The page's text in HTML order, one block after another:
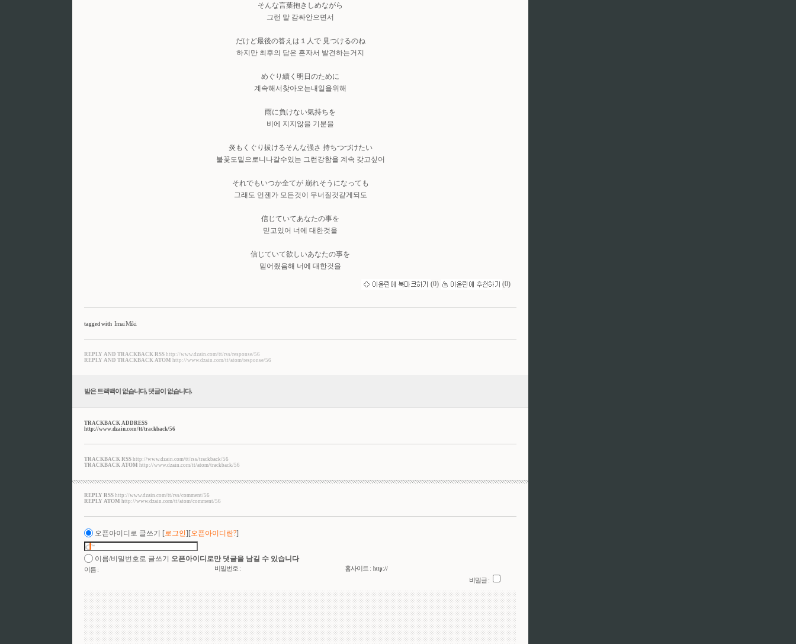
そんな言葉抱きしめながら
그런 말 감싸안으면서
だけど最後の答えは１人で 見つけるのね
하지만 최후의 답은 혼자서 발견하는거지
めぐり續く明日のために
계속해서찾아오는내일을위해
雨に負けない氣持ちを
비에 지지않을 기분을
炎もくぐり拔けるそんな强さ 持ちつづけたい
불꽃도밑으로니나갈수있는 그런강함을 계속 갖고싶어
それでもいつか全てが 崩れそうになっても
그래도 언젠가 모든것이 무너질것같게되도
信じていてあなたの事を
믿고있어 너에 대한것을
信じていて欲しいあなたの事を
믿어줬음해 너에 대한것을
(0) (0)
tagged with Imai Miki
REPLY AND TRACKBACK RSS http://www.dzain.com/tt/rss/response/56
REPLY AND TRACKBACK ATOM
http://www.dzain.com/tt/atom/response/56
받은 트랙백이 없습니다, 댓글이 없습니다.
TRACKBACK ADDRESS
http://www.dzain.com/tt/trackback/56
TRACKBACK RSS http://www.dzain.com/tt/rss/trackback/56
TRACKBACK ATOM http://www.dzain.com/tt/atom/trackback/56
REPLY RSS http://www.dzain.com/tt/rss/comment/56
REPLY ATOM http://www.dzain.com/tt/atom/comment/56
오픈아이디로 글쓰기 [로그인][오픈아이디란?]
이름/비밀번호로 글쓰기 오픈아이디로만 댓글을 남길 수 있습니다
이름 : 비밀번호 :
홈사이트 :
비밀글 :